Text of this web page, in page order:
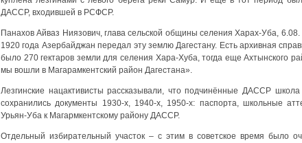
ДАССР, входившей в РСФСР.
Панахов Айваз Ниязович, глава сельской общины селения Харах-Уба,
1920 года Азербайджан передал эту землю Дагестану. Есть архивная
было 270 гектаров земли для селения Хара-Хуба, тогда еще Ахтынского
мы вошли в Магарамкентский район Дагестана».
Лезгинские нацактивисты рассказывали, что подчинённые ДАССР
сохранились документы 1930-х, 1940-х, 1950-х: паспорта, школьные
Урьян-Уба к Магармкентскому району ДАССР.
Отдельный избирательный участок – с этим в советское время было